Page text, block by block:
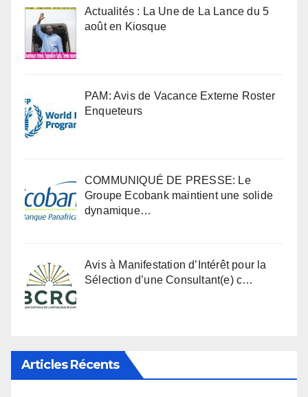
Actualités : La Une de La Lance du 5
août en Kiosque
PAM: Avis de Vacance Externe Roster
Enqueteurs
COMMUNIQUÉ DE PRESSE: Le
Groupe Ecobank maintient une solide
dynamique…
Avis à Manifestation d’Intérêt pour la
Sélection d’une Consultant(e) c…
Articles Récents